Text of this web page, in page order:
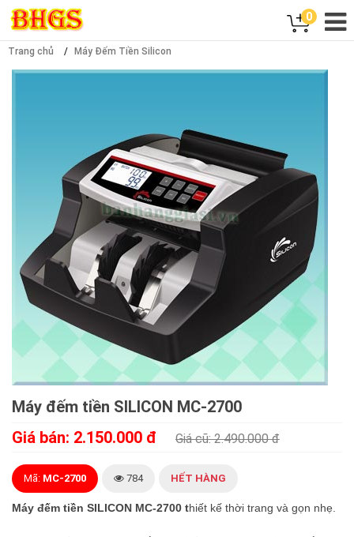
0
Trang chủ Máy Đếm Tiền Silicon
Máy đếm tiền SILICON MC-2700
Giá bán: 2.150.000 đ
Giá cũ: 2.490.000 đ
Mã: MC-2700 784 HẾT HÀNG
Máy đếm tiền SILICON MC-2700 thiết kế thời trang và gọn nhẹ.